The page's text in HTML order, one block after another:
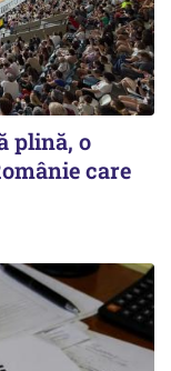
plină, o
care